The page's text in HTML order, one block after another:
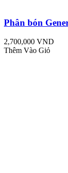
Phân bón
2,700,000 VND
Thêm Vào Giỏ